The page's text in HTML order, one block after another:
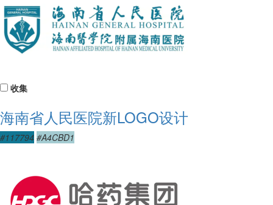
收集
海南省人民医院新LOGO设计
#117794 #A4CBD1